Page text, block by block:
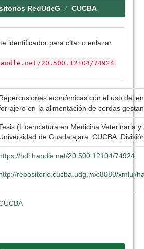
RedUdeG CUCBA
identificador para citar o enlazar
20.500.12104/74924
económicas con el uso del
en la alimentación de cerdas
(Licenciatura en Medicina Veterinaria
de Guadalajara. CUCBA,
hdl.handle.net/20.500.12104/74924
repositorio.cucba.udg.mx:8080/xmlui/